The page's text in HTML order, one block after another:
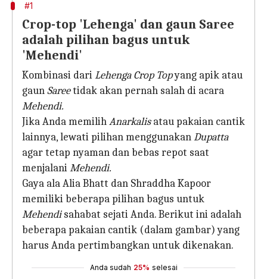
#1
Crop-top 'Lehenga' dan gaun Saree
adalah pilihan bagus untuk
'Mehendi'
Kombinasi dariLehenga Crop Topyang apik atau
gaunSareetidak akan pernah salah di acara
Mehendi.
Jika Anda memilihAnarkalisatau pakaian cantik
lainnya, lewati pilihan menggunakanDupatta
agar tetap nyaman dan bebas repot saat
menjalaniMehendi.
Gaya ala Alia Bhatt dan Shraddha Kapoor
memiliki beberapa pilihan bagus untuk
Mehendisahabat sejati Anda. Berikut ini adalah
beberapa pakaian cantik (dalam gambar) yang
harus Anda pertimbangkan untuk dikenakan.
Anda sudah 25% selesai